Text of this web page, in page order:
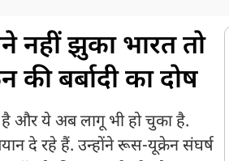
नहीं झुका भारत तो
की बर्बादी का दोष
है और ये अब लागू भी हो चुका है.
दे रहे हैं. उन्होंने रूस-यूक्रेन संघर्ष